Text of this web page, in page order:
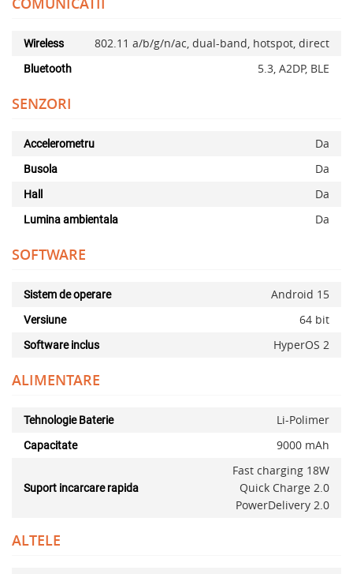
Wireless 802.11 a/b/g/n/ac, dual-band, hotspot, direct
Bluetooth 5.3, A2DP, BLE
SENZORI
Accelerometru Da
Busola Da
Hall Da
Lumina ambientala Da
SOFTWARE
Sistem de operare Android 15
Versiune 64 bit
Software inclus HyperOS 2
ALIMENTARE
Tehnologie Baterie Li-Polimer
Capacitate 9000 mAh
Suport incarcare rapida
Fast charging 18W
Quick Charge 2.0
PowerDelivery 2.0
ALTELE
Adauga la favorite